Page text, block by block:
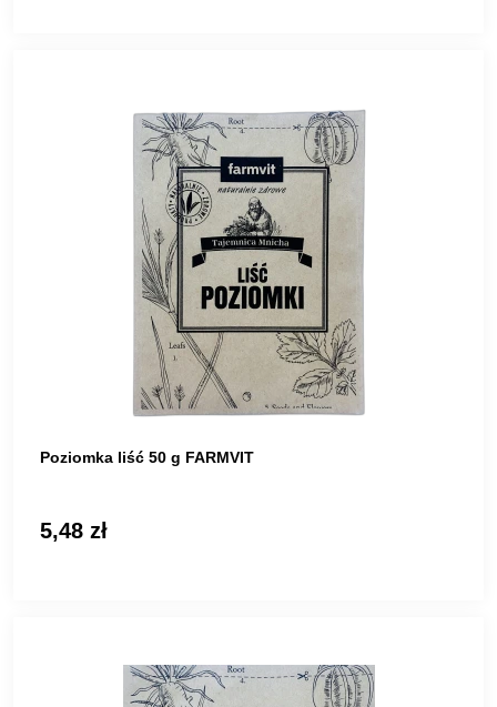
Poziomka liść 50 g FARMVIT
5,48 zł